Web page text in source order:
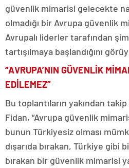
güvenlik mimarisi gelecekte
olmadığı bir Avrupa güvenlik
Avrupalı liderler tarafından
tartışılmaya başlandığını
“AVRUPA’NIN GÜVENLİK
EDİLEMEZ”
Bu toplantıların yakından
Fidan, “Avrupa güvenlik
bunun Türkiyesiz olması
dışarıda bırakan, Türkiye gibi
bırakan bir güvenlik mimarisi